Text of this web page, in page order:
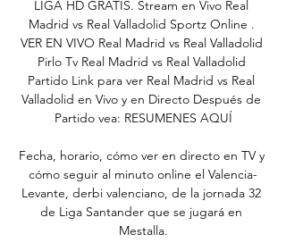
LIGA HD GRATIS. Stream en Vivo Real
Madrid vs Real Valladolid Sportz Online .
VER EN VIVO Real Madrid vs Real Valladolid
Pirlo Tv Real Madrid vs Real Valladolid
Partido Link para ver Real Madrid vs Real
Valladolid en Vivo y en Directo Después de
Partido vea: RESUMENES AQUÍ
Fecha, horario, cómo ver en directo en TV y
cómo seguir al minuto online el Valencia-
Levante, derbi valenciano, de la jornada 32
de Liga Santander que se jugará en
Mestalla.